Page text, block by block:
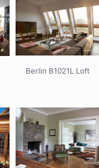
Berlin B1021L Loft